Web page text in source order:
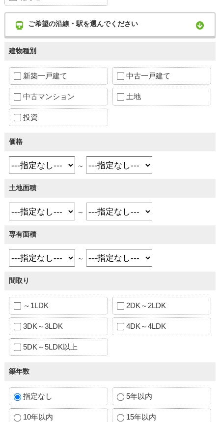
ご希望の沿線・駅を選んでください
建物種別
新築一戸建て 中古一戸建て
中古マンション 土地
投資
価格
～
土地面積
～
専有面積
～
間取り
～1LDK 2DK～2LDK
3DK～3LDK 4DK～4LDK
5DK～5LDK以上
築年数
指定なし 5年以内
10年以内 15年以内